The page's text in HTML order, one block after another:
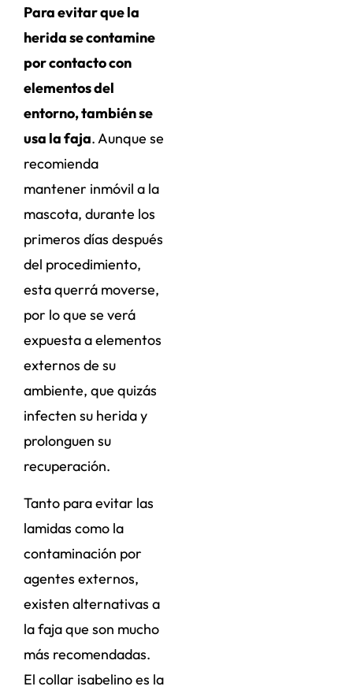
Para evitar que la
herida se contamine
por contacto con
elementos del
entorno, también se
usa la faja. Aunque se
recomienda
mantener inmóvil a la
mascota, durante los
primeros días después
del procedimiento,
esta querrá moverse,
por lo que se verá
expuesta a elementos
externos de su
ambiente, que quizás
infecten su herida y
prolonguen su
recuperación.
Tanto para evitar las
lamidas como la
contaminación por
agentes externos,
existen alternativas a
la faja que son mucho
más recomendadas.
El collar isabelino es la